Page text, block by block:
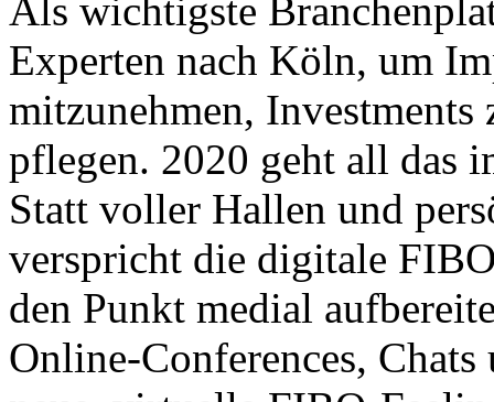
Als wichtigste
Experten nach Köln, um
mitzunehmen,
pflegen. 2020 geht all das
Statt voller Hallen und
verspricht die digitale
den Punkt medial
Online-Conferences,